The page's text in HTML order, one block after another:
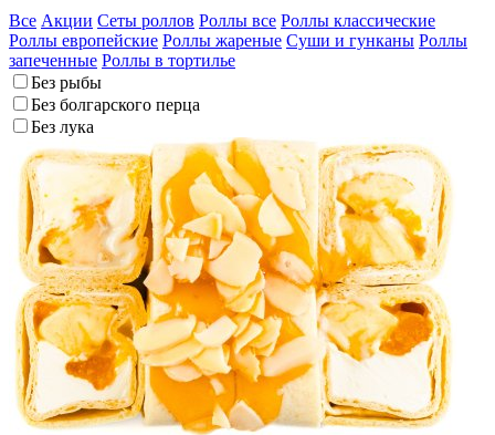
Все Акции Сеты роллов Роллы все Роллы классические
Роллы европейские Роллы жареные Суши и гунканы Роллы
запеченные Роллы в тортилье
Без рыбы
Без болгарского перца
Без лука